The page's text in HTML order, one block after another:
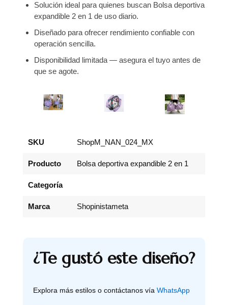
Solución ideal para quienes buscan Bolsa deportiva
expandible 2 en 1 de uso diario.
Diseñado para ofrecer rendimiento confiable con
operación sencilla.
Disponibilidad limitada — asegura el tuyo antes de
que se agote.
SKU ShopM_NAN_024_MX
Producto Bolsa deportiva expandible 2 en 1
Categoría
Marca Shopinistameta
¿Te gustó este diseño?
Explora más estilos o contáctanos vía WhatsApp